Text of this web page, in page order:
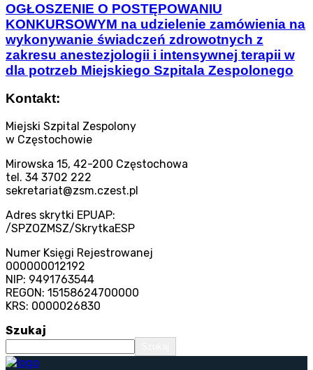
OGŁOSZENIE O POSTĘPOWANIU
KONKURSOWYM na udzielenie zamówienia na
wykonywanie świadczeń zdrowotnych z
zakresu anestezjologii i intensywnej terapii w
dla potrzeb Miejskiego Szpitala Zespolonego
Kontakt:
Miejski Szpital Zespolony
w Częstochowie
Mirowska 15, 42-200 Częstochowa
tel. 34 3702 222
sekretariat@zsm.czest.pl
Adres skrytki EPUAP:
/SPZOZMSZ/SkrytkaESP
Numer Księgi Rejestrowanej
000000012192
NIP: 9491763544
REGON: 15158624700000
KRS: 0000026830
Szukaj